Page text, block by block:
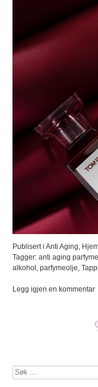
Publisert i Anti Aging,
Tagger: anti aging parfyme
alkohol , parfymeolje,
Legg igjen en kommentarpå
Søk
etter: